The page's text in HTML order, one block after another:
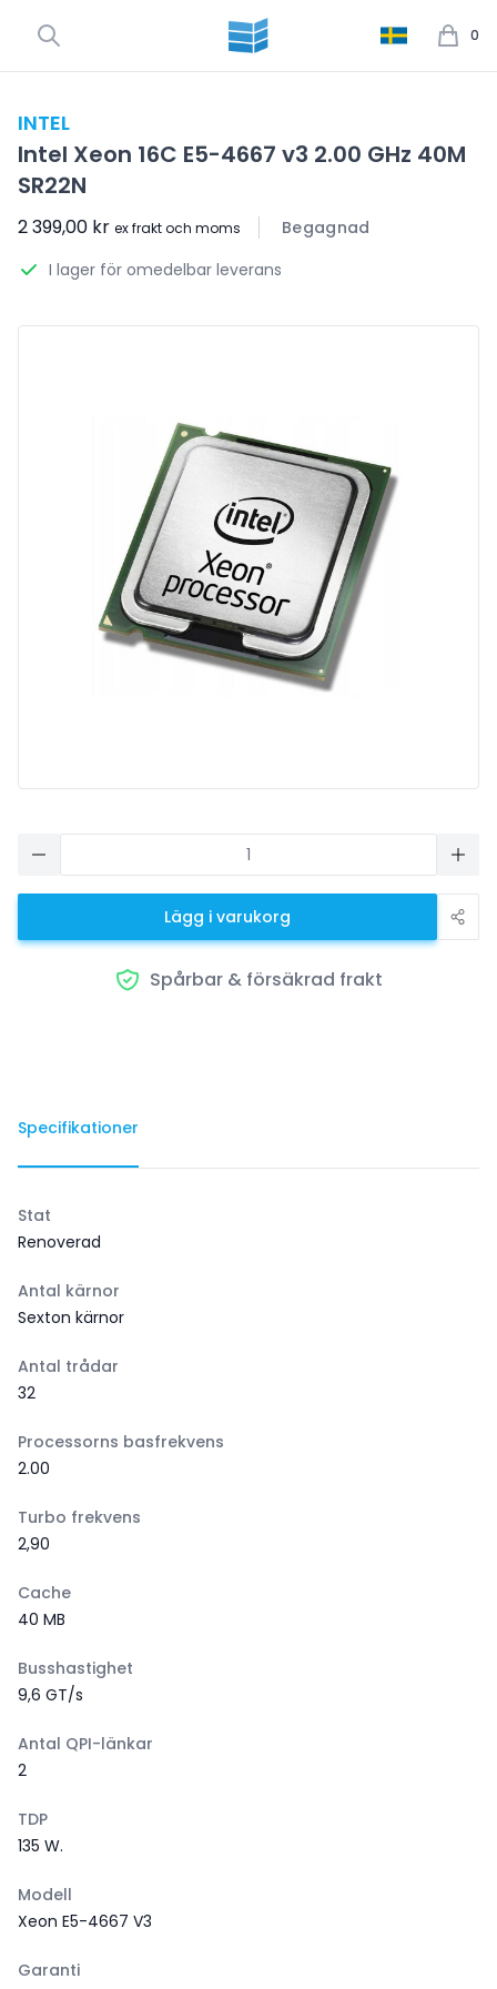
0
INTEL
Intel Xeon 16C E5-4667 v3 2.00 GHz 40M
SR22N
2 399,00 kr ex frakt och moms
Begagnad
I lager för omedelbar leverans
Lägg i varukorg
Spårbar & försäkrad frakt
Specifikationer
Stat
Renoverad
Antal kärnor
Sexton kärnor
Antal trådar
32
Processorns basfrekvens
2.00
Turbo frekvens
2,90
Cache
40 MB
Busshastighet
9,6 GT/s
Antal QPI-länkar
2
TDP
135 W.
Modell
Xeon E5-4667 V3
Garanti